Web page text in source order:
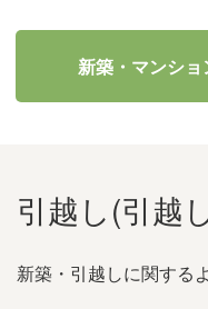
新築・マンシ
引越し(引越
新築・引越しに関する